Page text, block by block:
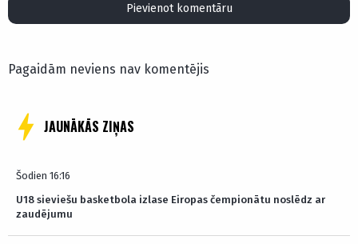
Pievienot komentāru
Pagaidām neviens nav komentējis
JAUNĀKĀS ZIŅAS
Šodien 16:16
U18 sieviešu basketbola izlase Eiropas čempionātu noslēdz ar
zaudējumu